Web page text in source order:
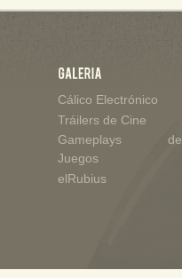
Cálico Electrónico
Tráilers de Cine
Gameplays de
Juegos
elRubius